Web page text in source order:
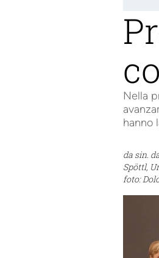
Nella
hanno
da sin.
Spöttl,
foto: